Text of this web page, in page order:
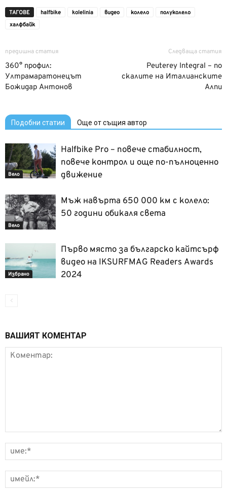
ТАГОВЕ halfbike kolelinia видео колело
полуколело
халфбайк
предишна статия
360° профил:
Ултрамаратонецът
Божидар Антонов
Следваща статия
Peuterey Integral – по
скалите на Италианските
Алпи
Подобни статии Още от същия автор
Вело
Halfbike Pro – повече стабилност,
повече контрол и още по-пълноценно
движение
Вело
Мъж навърта 650 000 км с колело:
50 години обикаля света
Избрано
Първо място за българско кайтсърф
видео на IKSURFMAG Readers Awards
2024
ВАШИЯТ КОМЕНТАР